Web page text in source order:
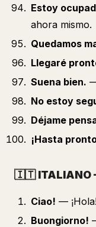
Estoy
ahora mismo.
Quedamos
Llegaré
Suena bien.
No estoy
Déjame
¡Hasta
🇮🇹ITALIANO
Ciao! —
Buongiorno!